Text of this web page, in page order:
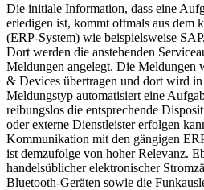
Die initiale Information, dass eine
erledigen ist, kommt oftmals aus dem
(ERP-System) wie beispielsweise
Dort werden die anstehenden
Meldungen angelegt. Die Meldungen
& Devices übertragen und dort wird
Meldungstyp automatisiert eine
reibungslos die entsprechende
oder externe Dienstleister erfolgen
Kommunikation mit den gängigen
ist demzufolge von hoher Relevanz.
handelsüblicher elektronischer
Bluetooth-Geräten sowie die